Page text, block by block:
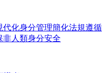
代化身分管理簡化法規遵循
非人類身分安全